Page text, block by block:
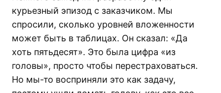
курьезный эпизод с заказчиком. Мы
спросили, сколько уровней вложенности
может быть в таблицах. Он сказал: «Да
хоть пятьдесят». Это была цифра «из
головы», просто чтобы перестраховаться.
Но мы-то восприняли это как задачу,